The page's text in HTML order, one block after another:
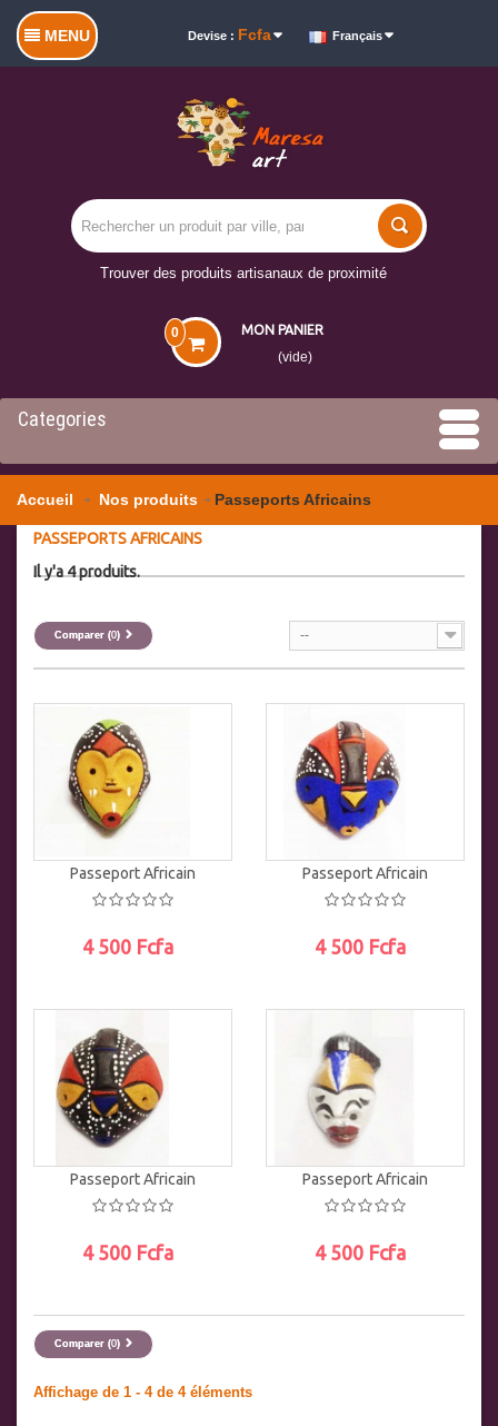
MENU Devise : Fcfa Français
Trouver des produits artisanaux de proximité
MON PANIER
0
(vide)
Categories
Accueil Nos produits Passeports Africains
PASSEPORTS AFRICAINS
Il y'a 4 produits.
--
Comparer (0)
Passeport Africain
4 500 Fcfa
AJOUTER AU PANIER
Passeport Africain
4 500 Fcfa
AJOUTER AU PANIER
Passeport Africain
4 500 Fcfa
AJOUTER AU PANIER
Passeport Africain
4 500 Fcfa
AJOUTER AU PANIER
Comparer (0)
Affichage de 1 - 4 de 4 éléments